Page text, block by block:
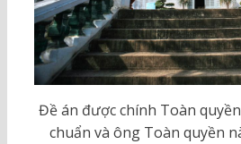
Đề án được chính Toàn
chuẩn và ông Toàn quyền